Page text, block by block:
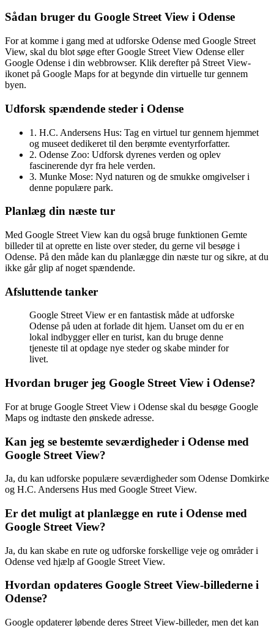
Sådan bruger du Google Street View i Odense
For at komme i gang med at udforske Odense med Google Street
View, skal du blot søge efter Google Street View Odense eller
Google Odense i din webbrowser. Klik derefter på Street View-
ikonet på Google Maps for at begynde din virtuelle tur gennem
byen.
Udforsk spændende steder i Odense
1. H.C. Andersens Hus: Tag en virtuel tur gennem hjemmet
og museet dedikeret til den berømte eventyrforfatter.
2. Odense Zoo: Udforsk dyrenes verden og oplev
fascinerende dyr fra hele verden.
3. Munke Mose: Nyd naturen og de smukke omgivelser i
denne populære park.
Planlæg din næste tur
Med Google Street View kan du også bruge funktionen Gemte
billeder til at oprette en liste over steder, du gerne vil besøge i
Odense. På den måde kan du planlægge din næste tur og sikre, at du
ikke går glip af noget spændende.
Afsluttende tanker
Google Street View er en fantastisk måde at udforske
Odense på uden at forlade dit hjem. Uanset om du er en
lokal indbygger eller en turist, kan du bruge denne
tjeneste til at opdage nye steder og skabe minder for
livet.
Hvordan bruger jeg Google Street View i Odense?
For at bruge Google Street View i Odense skal du besøge Google
Maps og indtaste den ønskede adresse.
Kan jeg se bestemte seværdigheder i Odense med
Google Street View?
Ja, du kan udforske populære seværdigheder som Odense Domkirke
og H.C. Andersens Hus med Google Street View.
Er det muligt at planlægge en rute i Odense med
Google Street View?
Ja, du kan skabe en rute og udforske forskellige veje og områder i
Odense ved hjælp af Google Street View.
Hvordan opdateres Google Street View-billederne i
Odense?
Google opdaterer løbende deres Street View-billeder, men det kan